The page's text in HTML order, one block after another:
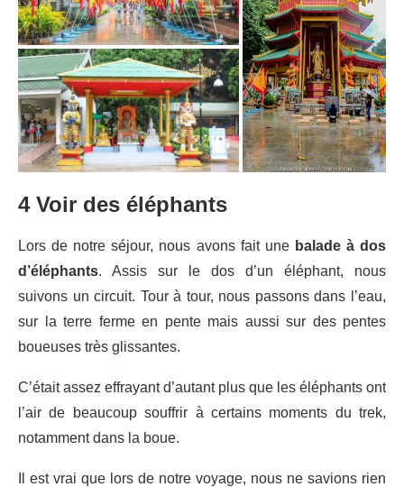
4 Voir des éléphants
Lors de notre séjour, nous avons fait une balade à dos
d’éléphants. Assis sur le dos d’un éléphant, nous
suivons un circuit. Tour à tour, nous passons dans l’eau,
sur la terre ferme en pente mais aussi sur des pentes
boueuses très glissantes.
C’était assez effrayant d’autant plus que les éléphants ont
l’air de beaucoup souffrir à certains moments du trek,
notamment dans la boue.
Il est vrai que lors de notre voyage, nous ne savions rien